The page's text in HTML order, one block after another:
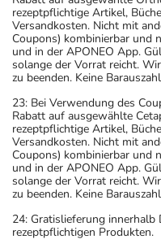
rezeptpflichtige Artikel,
Versandkosten. Nicht mit
Coupons) kombinierbar und
und in der APONEO App.
solange der Vorrat reicht.
zu beenden. Keine
23: Bei Verwendung des
Rabatt auf ausgewählte
rezeptpflichtige Artikel,
Versandkosten. Nicht mit
Coupons) kombinierbar und
und in der APONEO App.
solange der Vorrat reicht.
zu beenden. Keine
24: Gratislieferung
rezeptpflichtigen Produkten.